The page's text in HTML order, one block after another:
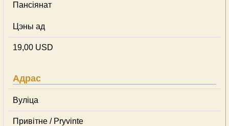
Пансіянат
Цэны ад
19,00 USD
Адрас
Вуліца
Привітне / Pryvinte